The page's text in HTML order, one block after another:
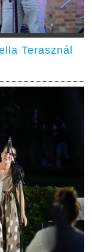
Terasznál